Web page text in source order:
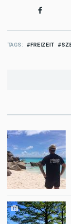
TAGS FREIZEIT